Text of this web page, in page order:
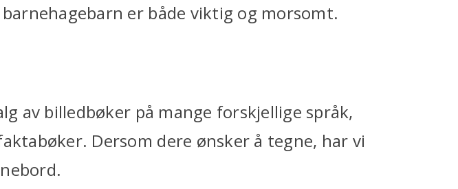
er både viktig og morsomt.
av billedbøker på mange forskjellige språk,
Dersom dere ønsker å tegne, har vi